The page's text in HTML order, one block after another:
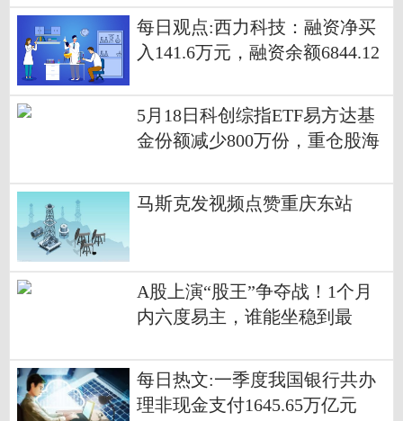
每日观点:西力科技：融资净买
入141.6万元，融资余额6844.12
5月18日科创综指ETF易方达基
金份额减少800万份，重仓股海
马斯克发视频点赞重庆东站
A股上演“股王”争夺战！1个月
内六度易主，谁能坐稳到最
每日热文:一季度我国银行共办
理非现金支付1645.65万亿元